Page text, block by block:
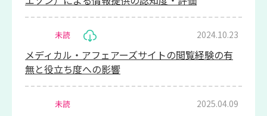
未読
メディカル・アフェアーズサイトの閲覧経験の有
無と役立ち度への影響
2024.10.23
未読 2025.04.09